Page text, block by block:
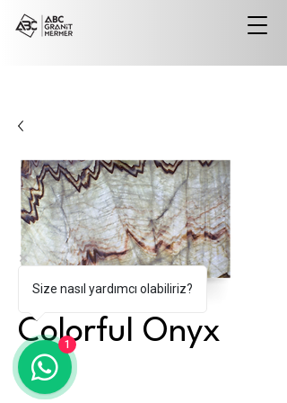
Colorful Onyx
Size nasıl yardımcı olabiliriz?
1